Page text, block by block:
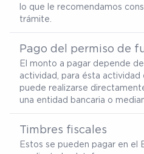
lo que le recomendamos
trámite.
Pago del permiso de
El monto a pagar depende
actividad, para ésta actividad
puede realizarse
una entidad bancaria o
Timbres fiscales
Estos se pueden pagar en el